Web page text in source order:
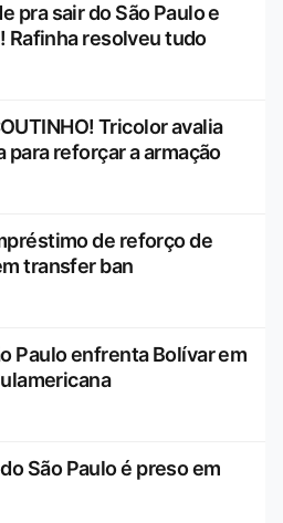
pra sair do São Paulo e
Rafinha resolveu tudo
Tricolor avalia
para reforçar a armação
de reforço de
transfer ban
Paulo enfrenta Bolívar em
São Paulo é preso em